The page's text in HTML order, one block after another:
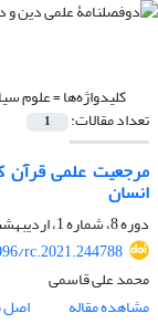
کلیدواژه‌ها =علوم
تعداد مقالات: 1
مرجعیت علمی قرآن
انسان
دوره 8، شماره 1، اردیبهشت 1400، صفحه
rc.2021.244788
محمد علی قاسمی
مشاهده مقاله
اصل